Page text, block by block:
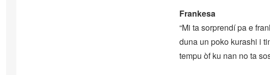
Frankesa
“Mi ta sorprendí pa e
duna un poko kurashi i
tempu òf ku nan no ta